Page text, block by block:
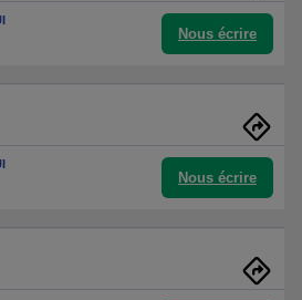
Nous écrire
Nous écrire